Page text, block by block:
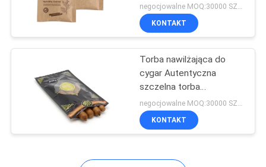
Etui na karty
kolekcjonerskie
humidorem
negocjowalne MOQ:30000 SZTUK
KONTAKT
Torba nawilżająca do
cygar Autentyczna
szczelna torba
nawilżająca 69% torba
nawilżająca do wilgoci
negocjowalne MOQ:30000 SZTUK
KONTAKT